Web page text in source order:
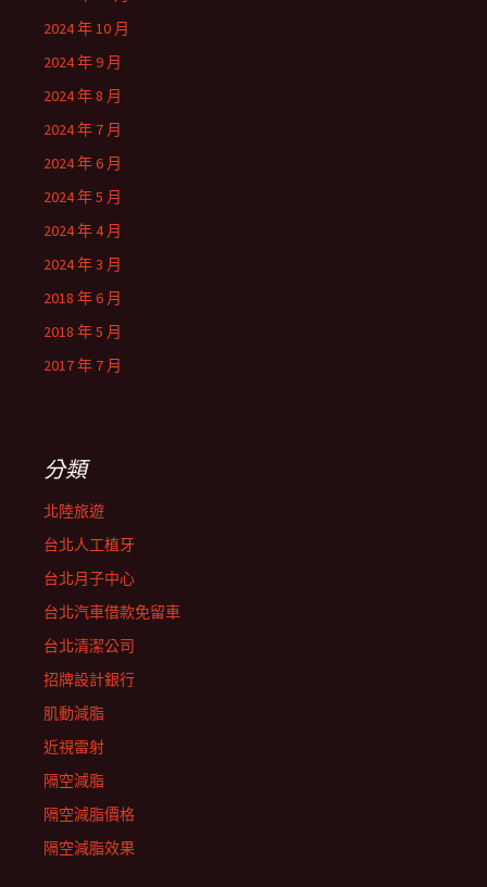
2024 年 10 月
2024 年 9 月
2024 年 8 月
2024 年 7 月
2024 年 6 月
2024 年 5 月
2024 年 4 月
2024 年 3 月
2018 年 6 月
2018 年 5 月
2017 年 7 月
分類
北陸旅遊
台北人工植牙
台北月子中心
台北汽車借款免留車
台北清潔公司
招牌設計銀行
肌動減脂
近視雷射
隔空減脂
隔空減脂價格
隔空減脂效果